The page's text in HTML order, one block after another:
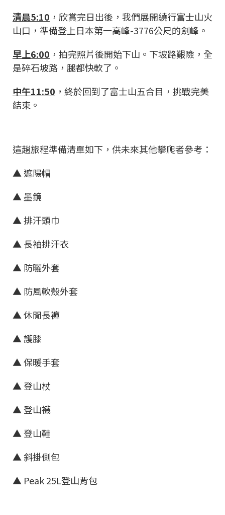
清晨5:10 ，欣賞完日出後，我們展開繞行富士山火
山口，準備登上日本第一高峰-3776公尺的劍峰。
早上6:00 ，拍完照片後開始下山。下坡路艱險，全
是碎石坡路，腿都快軟了。
中午11:50 ，終於回到了富士山五合目，挑戰完美
結束。
這趟旅程準備清單如下，供未來其他攀爬者參考：
▲ 遮陽帽
▲ 墨鏡
▲ 排汗頭巾
▲ 長袖排汗衣
▲ 防曬外套
▲ 防風軟殼外套
▲ 休閒長褲
▲ 護膝
▲ 保暖手套
▲ 登山杖
▲ 登山襪
▲ 登山鞋
▲ 斜掛側包
▲ Peak 25L登山背包